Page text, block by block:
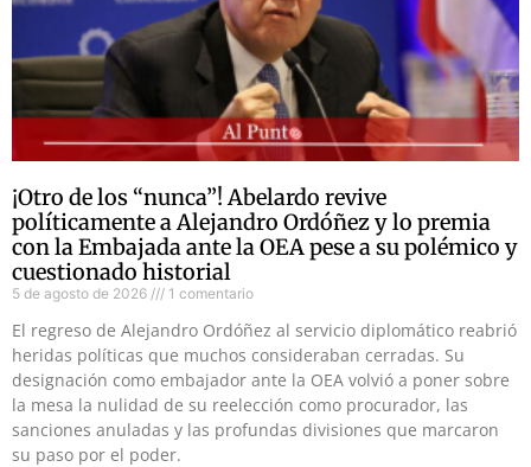
¡Otro de los “nunca”! Abelardo revive
políticamente a Alejandro Ordóñez y lo premia
con la Embajada ante la OEA pese a su polémico y
cuestionado historial
5 de agosto de 2026 1 comentario
El regreso de Alejandro Ordóñez al servicio diplomático reabrió
heridas políticas que muchos consideraban cerradas. Su
designación como embajador ante la OEA volvió a poner sobre
la mesa la nulidad de su reelección como procurador, las
sanciones anuladas y las profundas divisiones que marcaron
su paso por el poder.